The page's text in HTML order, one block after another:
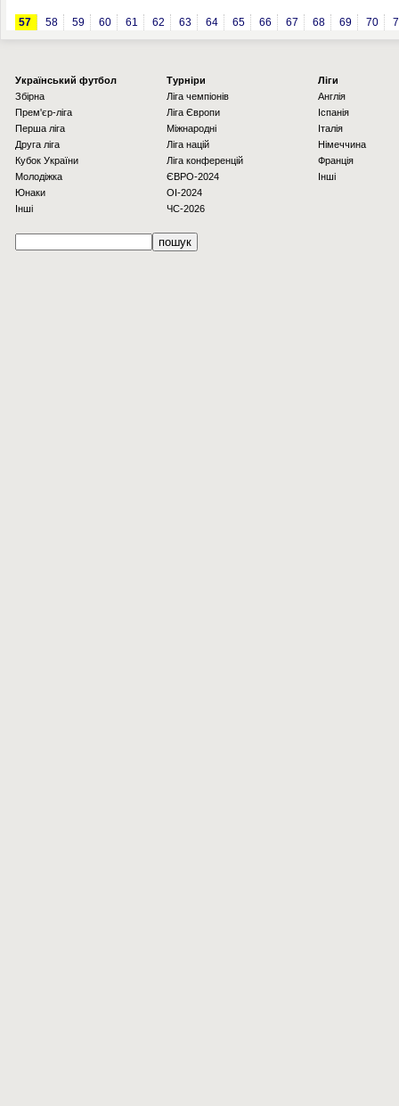
57 58 59 60 61 62 63 64 65 66 67 68 69 70
Українcький футбол
Збірна
Прем'єр-ліга
Перша ліга
Друга ліга
Кубок України
Молодіжка
Юнаки
Інші
Турніри
Ліга чемпіонів
Ліга Європи
Міжнародні
Ліга націй
Ліга конференцій
ЄВРО-2024
OI-2024
ЧС-2026
Ліги
Англія
Іспанія
Італія
Німеччина
Франція
Інші